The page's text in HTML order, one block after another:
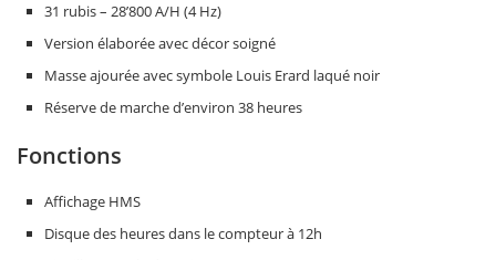
31 rubis – 28’800 A/H (4 Hz)
Version élaborée avec décor soigné
Masse ajourée avec symbole Louis Erard laqué noir
Réserve de marche d’environ 38 heures
Fonctions
Affichage HMS
Disque des heures dans le compteur à 12h